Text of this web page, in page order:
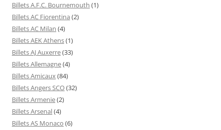
Billets A.F.C. Bournemouth (1)
Billets AC Fiorentina (2)
Billets AC Milan (4)
Billets AEK Athens(1)
Billets AJ Auxerre(33)
Billets Allemagne(4)
Billets Amicaux(84)
Billets Angers SCO(32)
Billets Armenie(2)
Billets Arsenal(4)
Billets AS Monaco (6)